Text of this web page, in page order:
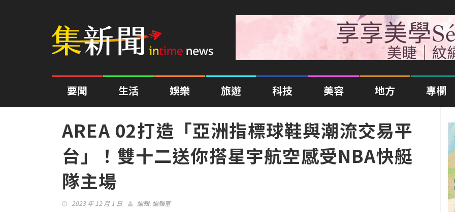
要聞 生活 娛樂 旅遊 科技 美容 地方 專欄
AREA 02打造「亞洲指標球鞋與潮流交易平
台」！雙十二送你搭星宇航空感受NBA快艇
隊主場
2023 年 12 月 1 日 編輯:編輯室